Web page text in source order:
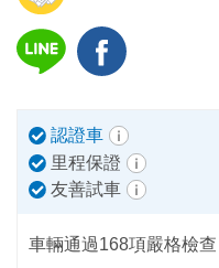
認證車
里程保證
友善試車
車輛通過168項嚴格檢